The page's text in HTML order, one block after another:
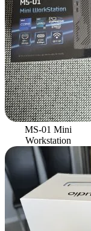
MS-01 Mini
Workstation